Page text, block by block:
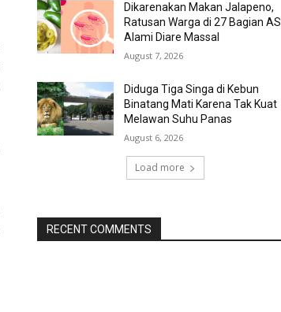
Dikarenakan Makan Jalapeno,
Ratusan Warga di 27 Bagian AS
Alami Diare Massal
August 7, 2026
Diduga Tiga Singa di Kebun
Binatang Mati Karena Tak Kuat
Melawan Suhu Panas
August 6, 2026
Load more
RECENT COMMENTS